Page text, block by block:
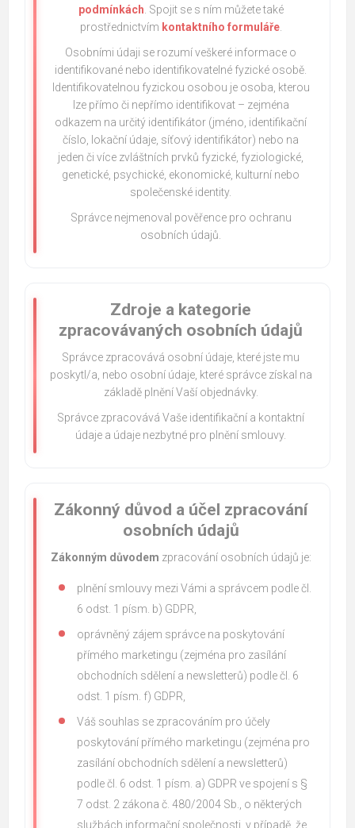
podmínkách . Spojit se s ním můžete také
prostřednictvím kontaktního formuláře.
Osobními údaji se rozumí veškeré informace o
identifikované nebo identifikovatelné fyzické osobě.
Identifikovatelnou fyzickou osobou je osoba, kterou
lze přímo či nepřímo identifikovat – zejména
odkazem na určitý identifikátor (jméno, identifikační
číslo, lokační údaje, síťový identifikátor) nebo na
jeden či více zvláštních prvků fyzické, fyziologické,
genetické, psychické, ekonomické, kulturní nebo
společenské identity.
Správce nejmenoval pověřence pro ochranu
osobních údajů.
Zdroje a kategorie
zpracovávaných osobních údajů
Správce zpracovává osobní údaje, které jste mu
poskytl/a, nebo osobní údaje, které správce získal na
základě plnění Vaší objednávky.
Správce zpracovává Vaše identifikační a kontaktní
údaje a údaje nezbytné pro plnění smlouvy.
Zákonný důvod a účel zpracování
osobních údajů
Zákonným důvodem zpracování osobních údajů je:
plnění smlouvy mezi Vámi a správcem podle čl.
6 odst. 1 písm. b) GDPR,
oprávněný zájem správce na poskytování
přímého marketingu (zejména pro zasílání
obchodních sdělení a newsletterů) podle čl. 6
odst. 1 písm. f) GDPR,
Váš souhlas se zpracováním pro účely
poskytování přímého marketingu (zejména pro
zasílání obchodních sdělení a newsletterů)
podle čl. 6 odst. 1 písm. a) GDPR ve spojení s §
7 odst. 2 zákona č. 480/2004 Sb., o některých
službách informační společnosti, v případě, že